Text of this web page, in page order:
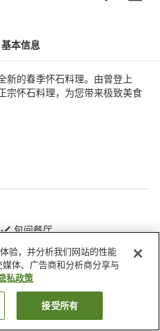
基本信息
新的春季怀石料理。由曾登上
宗怀石料理，为您带来极致美食
包间餐厅
武雄温泉怀石宿扇屋
客房
验，并分析我们网站的性能
体、广告商和分析商分享与
私政策
接受所有